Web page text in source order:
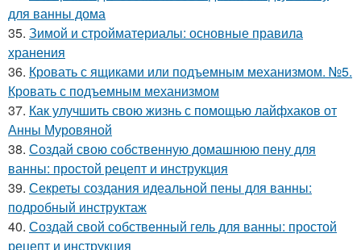
для ванны дома
35. Зимой и стройматериалы: основные правила
хранения
36. Кровать с ящиками или подъемным механизмом. №5.
Кровать с подъемным механизмом
37. Как улучшить свою жизнь с помощью лайфхаков от
Анны Муровяной
38. Создай свою собственную домашнюю пену для
ванны: простой рецепт и инструкция
39. Секреты создания идеальной пены для ванны:
подробный инструктаж
40. Создай свой собственный гель для ванны: простой
рецепт и инструкция